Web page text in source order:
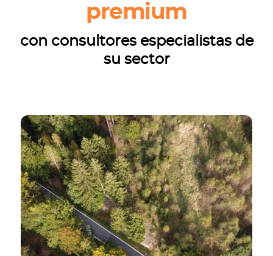
premium
con consultores especialistas de
su sector